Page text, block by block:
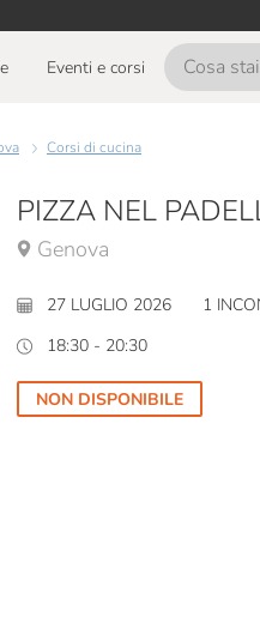
Eventi e corsi
Corsi di cucina
PIZZA NEL
Genova
27 LUGLIO 2026
1
18:30 - 20:30
NON DISPONIBILE